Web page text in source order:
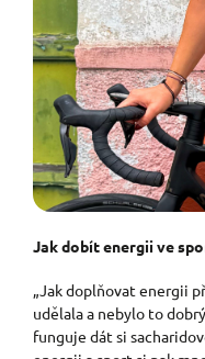
Jak dobít energii ve
„Jak doplňovat energii
udělala a nebylo to
funguje dát si